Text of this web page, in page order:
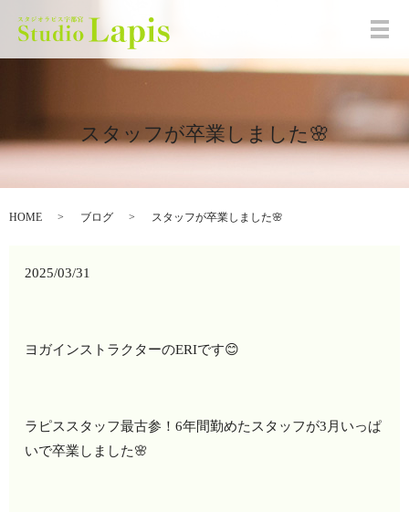
メ
スタッフが卒業しました🌸
HOME ブログ スタッフが卒業しました🌸
2025/03/31
ヨガインストラクターのERIです😊
ラピススタッフ最古参！6年間勤めたスタッフが3月いっぱ
いで卒業しました🌸